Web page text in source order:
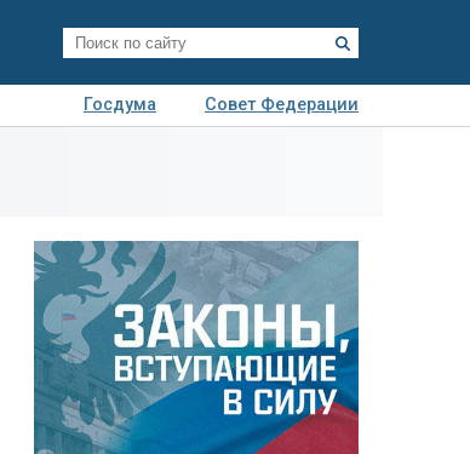
Госдума
Совет Федерации